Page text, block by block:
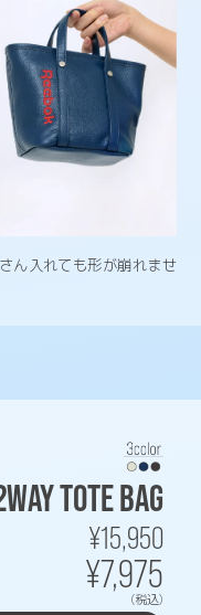
ん入れても形が崩れませ
TOTE BAG
¥15,950
¥7,975
(税込)